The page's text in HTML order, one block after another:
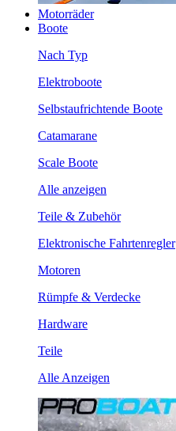
Motorräder
Boote
Nach Typ
Elektroboote
Selbstaufrichtende Boote
Catamarane
Scale Boote
Alle anzeigen
Teile & Zubehör
Elektronische Fahrtenregler
Motoren
Rümpfe & Verdecke
Hardware
Teile
Alle Anzeigen